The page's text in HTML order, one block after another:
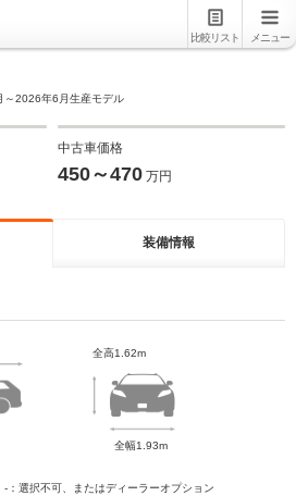
比較リスト メニュー
2026年6月生産モデル
中古車価格
450～470 万円
装備情報
全高1.62m
全幅1.93m
-：選択不可、またはディーラーオプション